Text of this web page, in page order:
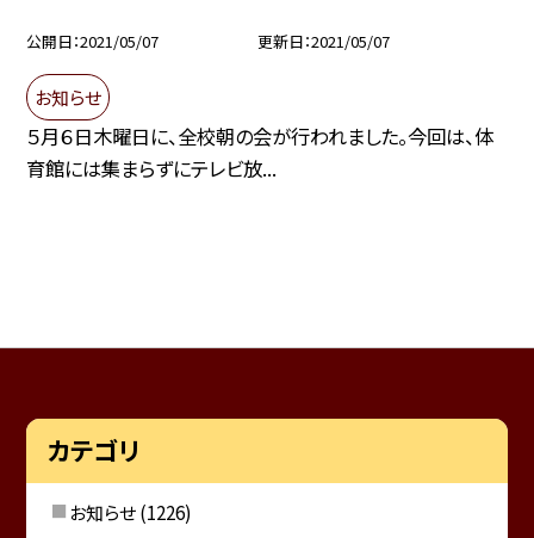
公開日 2021/05/07 更新日 2021/05/07
お知らせ
５月６日木曜日に、全校朝の会が行われました。今回は、体
育館には集まらずにテレビ放...
カテゴリ
お知らせ(1226)